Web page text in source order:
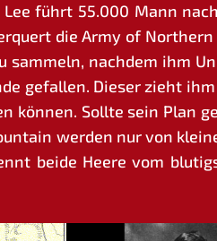
Lee führt 55.000 Mann
die Army of
sam­meln, nach­dem ihm
gefal­len. Die­ser zieht
kön­nen. Soll­te sein Plan
wer­den nur von
bei­de Hee­re vom